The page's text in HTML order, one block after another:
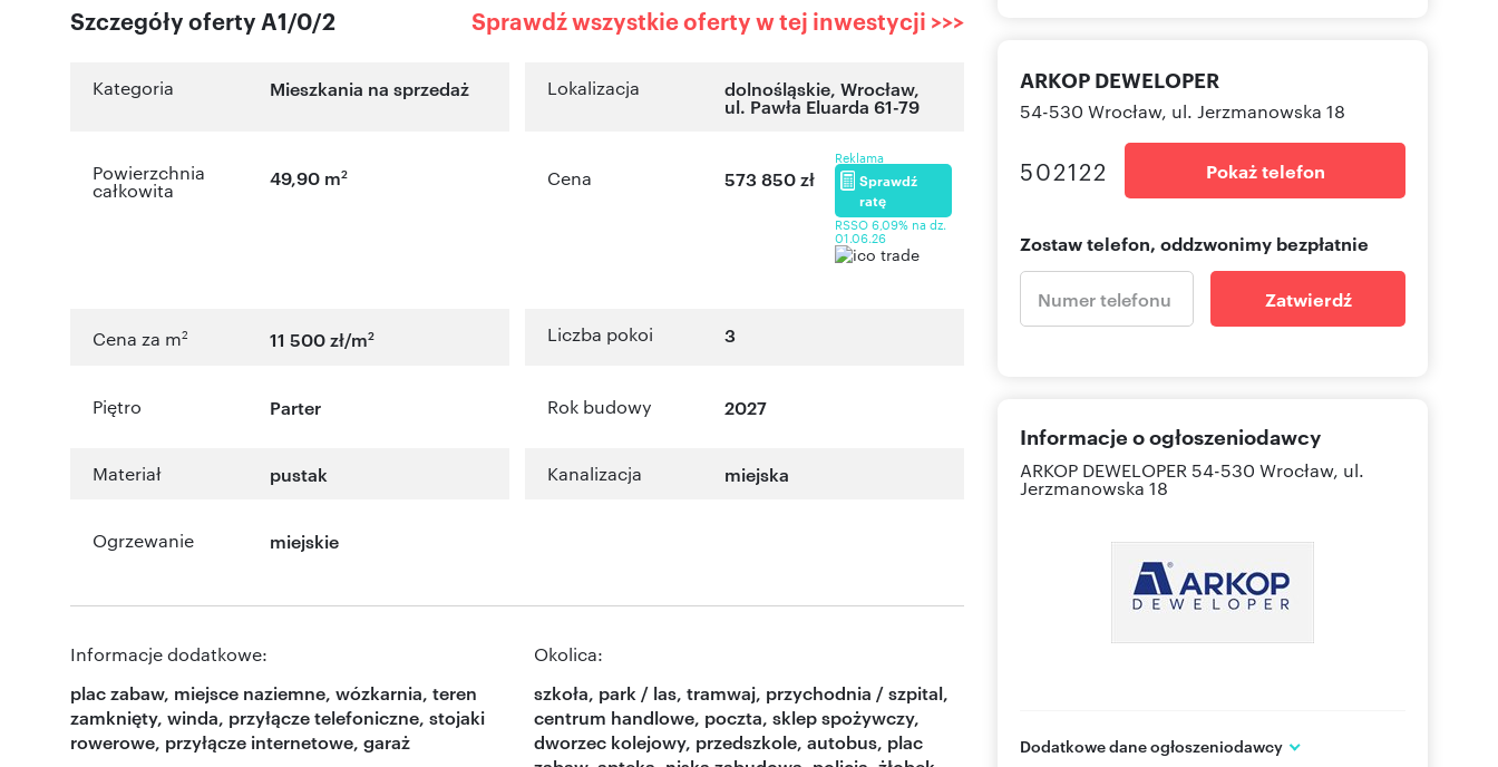
Szczegóły oferty A1/0/2 Sprawdź wszystkie oferty w tej inwestycji >>>
Kategoria Mieszkania na sprzedaż Lokalizacja dolnośląskie,Wrocław,
ul. Pawła Eluarda 61-79
Powierzchnia
całkowita
49,90 m2 Cena 573 850 zł
Reklama
Sprawdź
ratę
RSSO 6,09% na dz.
01.06.26
Cena za m2 11 500 zł/m2 Liczba pokoi 3
Piętro Parter Rok budowy 2027
Materiał pustak Kanalizacja miejska
Ogrzewanie miejskie
Informacje dodatkowe:
plac zabaw, miejsce naziemne, wózkarnia, teren
zamknięty, winda, przyłącze telefoniczne, stojaki
rowerowe, przyłącze internetowe, garaż
Okolica:
szkoła, park / las, tramwaj, przychodnia / szpital,
centrum handlowe, poczta, sklep spożywczy,
dworzec kolejowy, przedszkole, autobus, plac
ARKOP DEWELOPER
54-530 Wrocław, ul. Jerzmanowska 18
502122 Pokaż telefon
Zostaw telefon, oddzwonimy bezpłatnie
Zatwierdź
Informacje o ogłoszeniodawcy
ARKOP DEWELOPER 54-530 Wrocław, ul.
Jerzmanowska 18
Dodatkowe dane ogłoszeniodawcy